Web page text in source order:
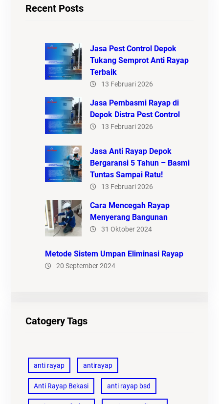
Recent Posts
Jasa Pest Control Depok
Tukang Semprot Anti Rayap
Terbaik
13 Februari 2026
Jasa Pembasmi Rayap di
Depok Distra Pest Control
13 Februari 2026
Jasa Anti Rayap Depok
Bergaransi 5 Tahun – Basmi
Tuntas Sampai Ratu!
13 Februari 2026
Cara Mencegah Rayap
Menyerang Bangunan
31 Oktober 2024
Metode Sistem Umpan Eliminasi Rayap
20 September 2024
Catogery Tags
anti rayap antirayap
Anti Rayap Bekasi anti rayap bsd